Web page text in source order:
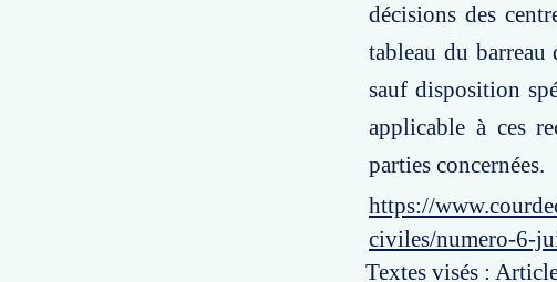
décisions des
tableau du
sauf disposition
applicable à ces
parties concernées.
https://
civiles/numero-6-
Textes visés :